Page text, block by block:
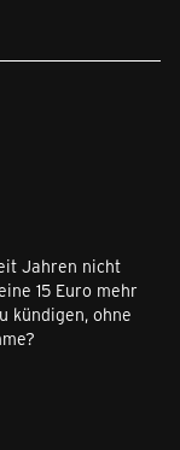
Jahren nicht
15 Euro mehr
kündigen, ohne